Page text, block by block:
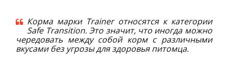
Корма марки Trainer относятся к категории
Safe Transition. Это значит, что иногда можно
чередовать между собой корм с различными
вкусами без угрозы для здоровья питомца.